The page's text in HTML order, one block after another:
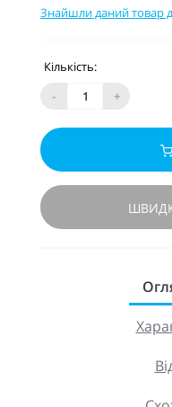
Знайшли даний товар
Кількість:
-
+